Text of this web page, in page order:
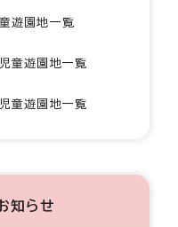
遊園地一覧
童遊園地一覧
童遊園地一覧
知らせ